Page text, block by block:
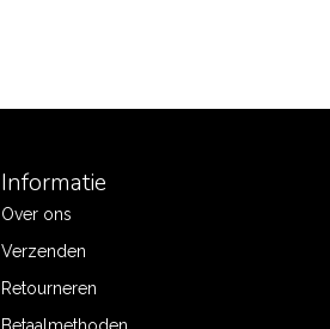
Informatie
Over ons
Verzenden
Retourneren